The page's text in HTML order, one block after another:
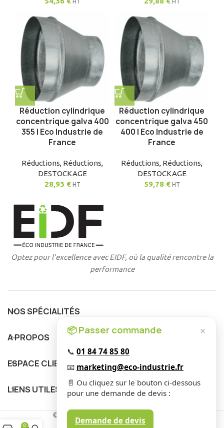
×
📦 Passer commande
📞 01 84 74 85 80
📧 marketing@eco-industrie.fr
📄 Ou cliquez sur le bouton ci-dessous
pour une demande de devis :
Demande de devis
Réduction cylindrique
concentrique galva 400
355 | Eco Industrie de
France
Réductions, Réductions,
DESTOCKAGE
28,93 € HT
Réduction cylindrique
concentrique galva 450
400 | Eco Industrie de
France
Réductions, Réductions,
DESTOCKAGE
59,78 € HT
Optez pour l'excellence avec EIDF, où la qualité rencontre la
performance
NOS SPÉCIALITÉS
A PROPOS
ESPACE CLIENT
LIENS UTILES
© 2025 EIDF. Tous Droits Réservés
0